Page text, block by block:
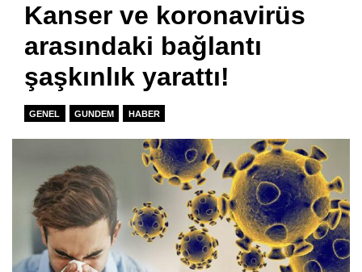
Kanser ve koronavirüs
arasındaki bağlantı
şaşkınlık yarattı!
GENEL GUNDEM HABER